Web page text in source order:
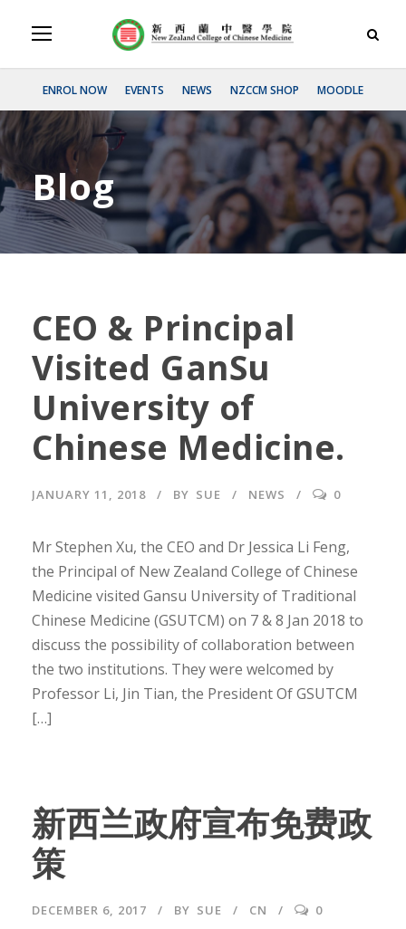
ENROL NOW EVENTS NEWS NZCCM SHOP MOODLE
Blog
CEO & Principal
Visited GanSu
University of
Chinese Medicine.
JANUARY 11, 2018 BY SUE NEWS 0
Mr Stephen Xu, the CEO and Dr Jessica Li Feng,
the Principal of New Zealand College of Chinese
Medicine visited Gansu University of Traditional
Chinese Medicine (GSUTCM) on 7 & 8 Jan 2018 to
discuss the possibility of collaboration between
the two institutions. They were welcomed by
Professor Li, Jin Tian, the President Of GSUTCM
[…]
新西兰政府宣布免费政
策
DECEMBER 6, 2017 BY SUE CN 0